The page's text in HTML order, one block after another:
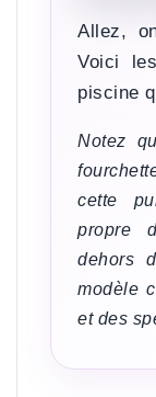
Allez,
Voici
piscine
Notez
cette
propre
dehors
modèle
et des